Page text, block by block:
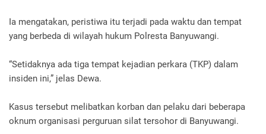
Ia mengatakan, peristiwa itu terjadi pada waktu dan tempat
yang berbeda di wilayah hukum Polresta Banyuwangi.
“Setidaknya ada tiga tempat kejadian perkara (TKP) dalam
insiden ini,” jelas Dewa.
Kasus tersebut melibatkan korban dan pelaku dari beberapa
oknum organisasi perguruan silat tersohor di Banyuwangi.